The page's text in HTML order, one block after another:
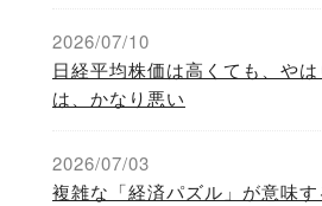
2026/07/10
日経平均株価は高くても、や
は、かなり悪い
2026/07/03
複雑な「経済パズル」が意味す